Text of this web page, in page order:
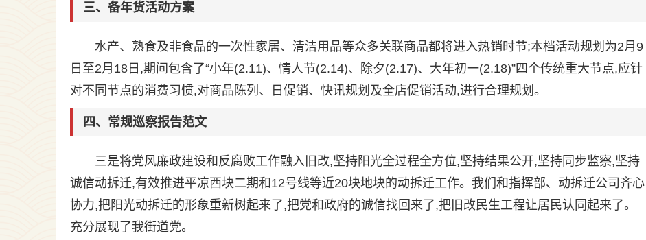
三、备年货活动方案
水产、熟食及非食品的一次性家居、清洁用品等众多关联商品都将进入热销时节;本档活动规划为2月9
日至2月18日,期间包含了“小年(2.11)、情人节(2.14)、除夕(2.17)、大年初一(2.18)”四个传统重大节点,应针
对不同节点的消费习惯,对商品陈列、日促销、快讯规划及全店促销活动,进行合理规划。
四、常规巡察报告范文
三是将党风廉政建设和反腐败工作融入旧改,坚持阳光全过程全方位,坚持结果公开,坚持同步监察,坚持
诚信动拆迁,有效推进平凉西块二期和12号线等近20块地块的动拆迁工作。我们和指挥部、动拆迁公司齐心
协力,把阳光动拆迁的形象重新树起来了,把党和政府的诚信找回来了,把旧改民生工程让居民认同起来了。
充分展现了我街道党。